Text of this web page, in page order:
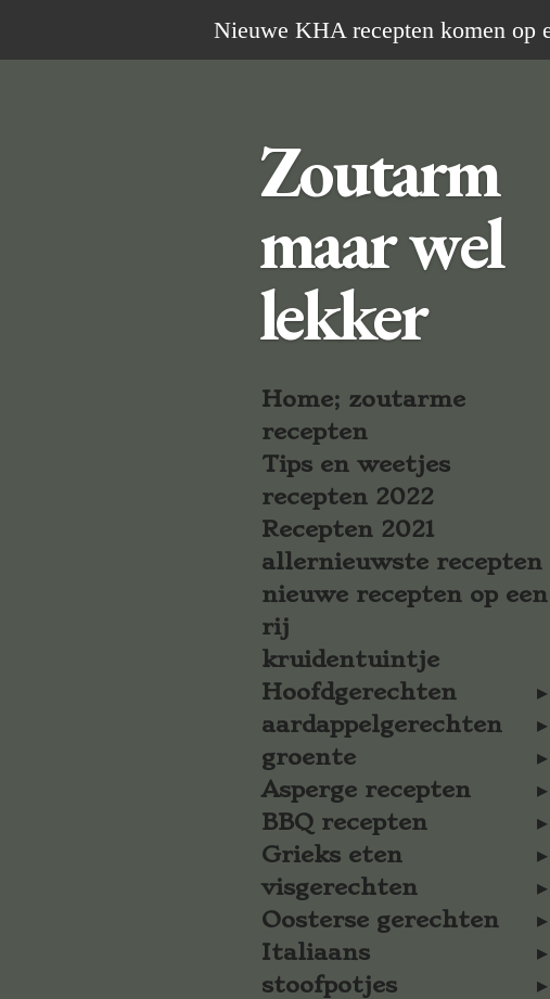
direct
Nieuwe KHA recepten komen op
Zoutarm
maar wel
lekker
Home; zoutarme
recepten
Tips en weetjes
recepten 2022
Recepten 2021
allernieuwste recepten
nieuwe recepten op een
rij
kruidentuintje
Hoofdgerechten
aardappelgerechten
groente
Asperge recepten
BBQ recepten
Grieks eten
visgerechten
Oosterse gerechten
Italiaans
stoofpotjes